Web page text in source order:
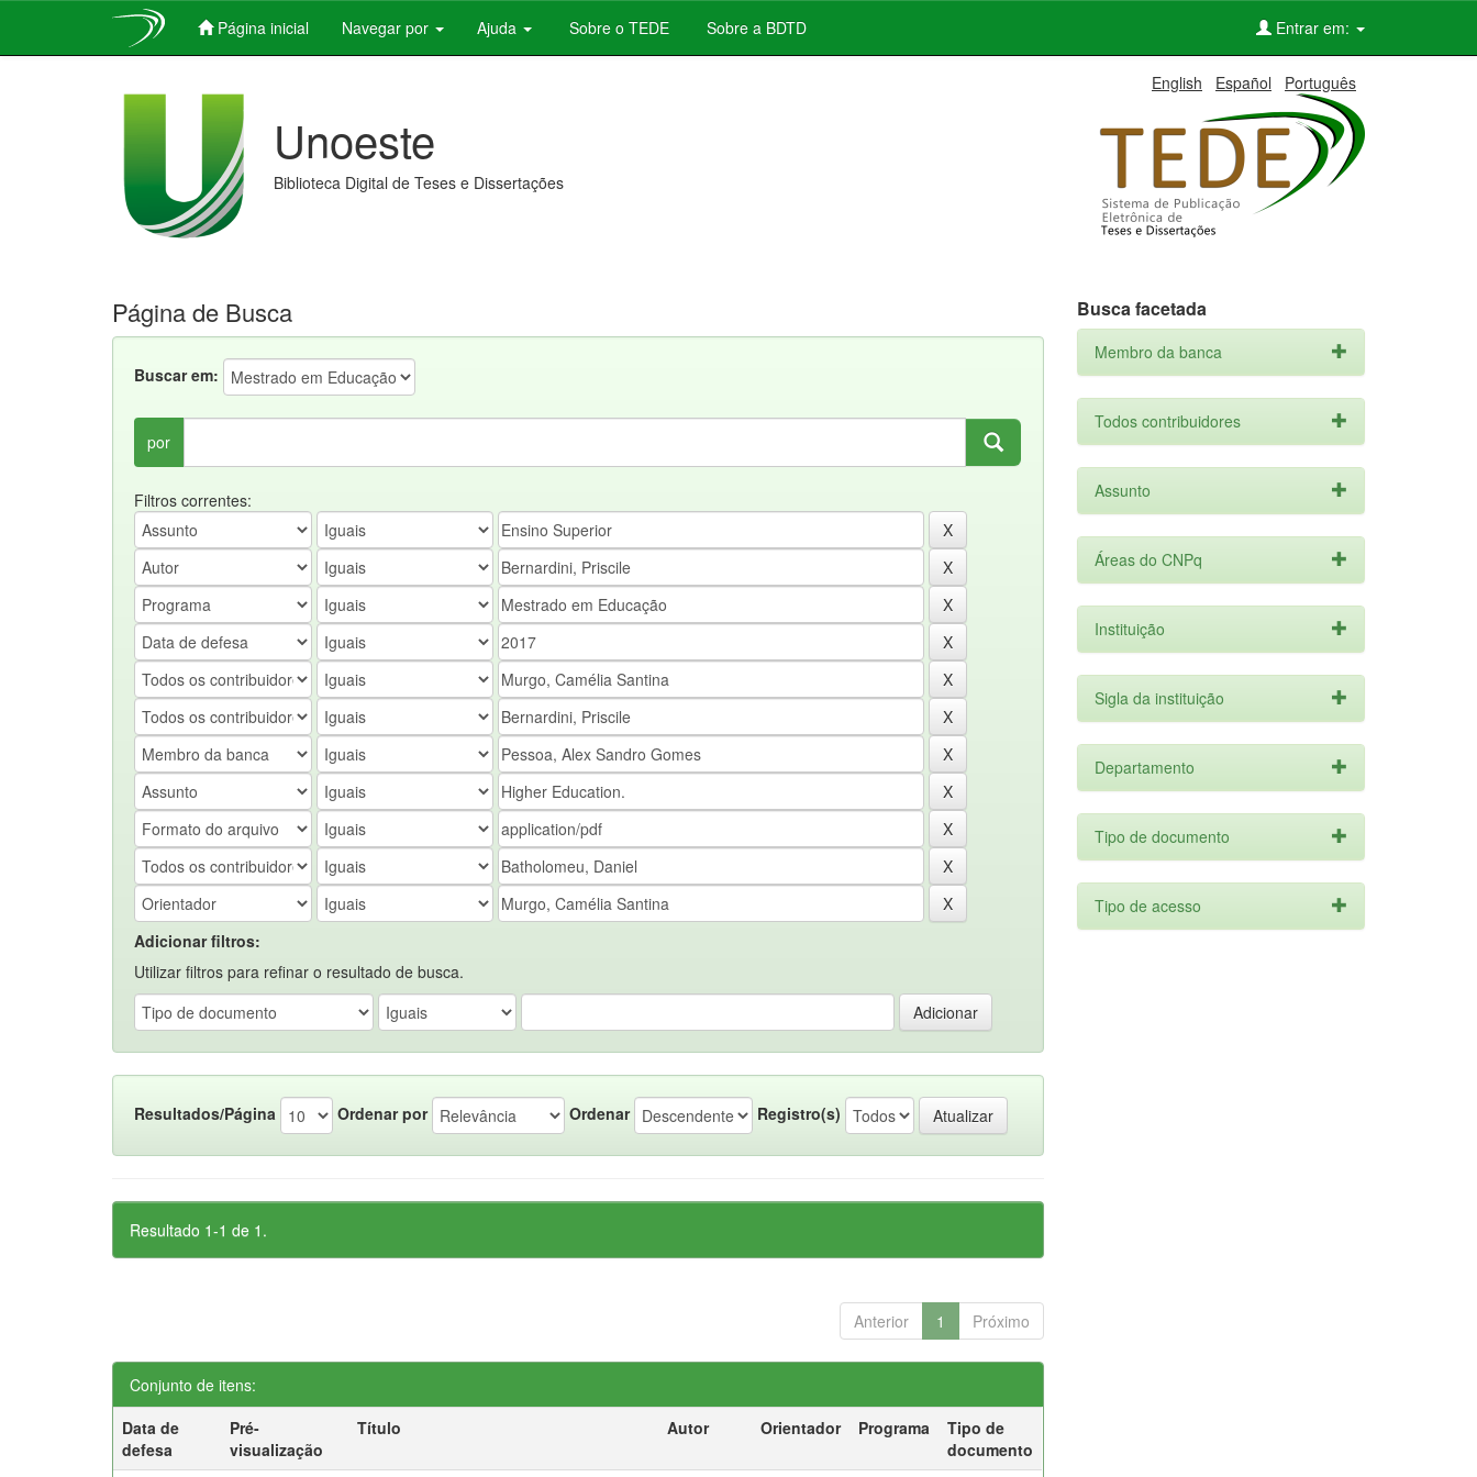
Página inicial Navegar por Ajuda Sobre o TEDE Sobre a BDTD Entrar em:
English Español Português
Unoeste
Biblioteca Digital de Teses e Dissertações
Página de Busca
Buscar em:
por
Filtros correntes:
Adicionar filtros:
Utilizar filtros para refinar o resultado de busca.
Resultados/Página Ordenar por Ordenar Registro(s)
Resultado 1-1 de 1.
Anterior 1 Próximo
Conjunto de itens:
Data de
defesa
Pré-
visualização
Título Autor Orientador Programa
Tipo de
documento
Busca facetada
Membro da banca
Todos contribuidores
Assunto
Áreas do CNPq
Instituição
Sigla da instituição
Departamento
Tipo de documento
Tipo de acesso